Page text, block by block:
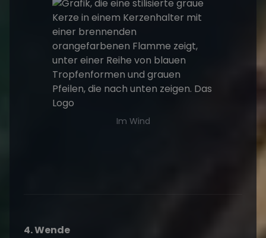
Im Wind
4. Wende